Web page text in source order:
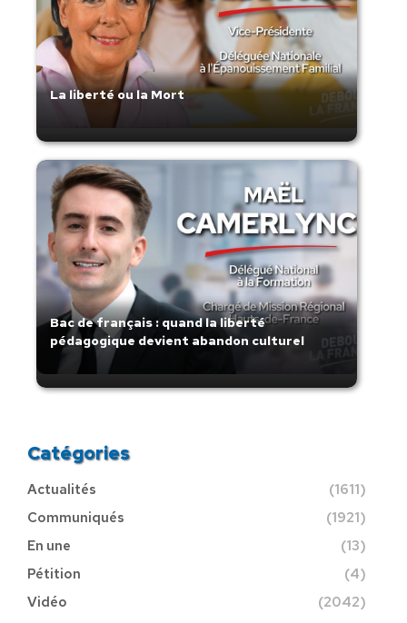
La liberté ou la Mort
Bac de français : quand la liberté
pédagogique devient abandon culturel
Catégories
Actualités
(1611)
Communiqués
(1921)
En une
(13)
Pétition
(4)
Vidéo
(2042)